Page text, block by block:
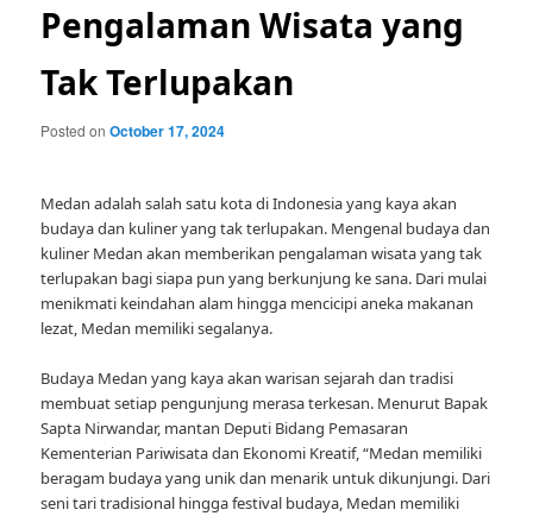
Pengalaman Wisata yang
Tak Terlupakan
Posted onOctober 17, 2024
Medan adalah salah satu kota di Indonesia yang kaya akan
budaya dan kuliner yang tak terlupakan. Mengenal budaya dan
kuliner Medan akan memberikan pengalaman wisata yang tak
terlupakan bagi siapa pun yang berkunjung ke sana. Dari mulai
menikmati keindahan alam hingga mencicipi aneka makanan
lezat, Medan memiliki segalanya.
Budaya Medan yang kaya akan warisan sejarah dan tradisi
membuat setiap pengunjung merasa terkesan. Menurut Bapak
Sapta Nirwandar, mantan Deputi Bidang Pemasaran
Kementerian Pariwisata dan Ekonomi Kreatif, “Medan memiliki
beragam budaya yang unik dan menarik untuk dikunjungi. Dari
seni tari tradisional hingga festival budaya, Medan memiliki